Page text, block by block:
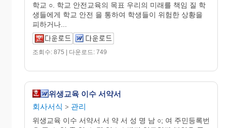
학교 ○. 학교 안전교육의 목표 우리의 미래를 책임 질 학
생들에게 학교 안전 을 통하여 학생들이 위험한 상황을
피하거나...
조회수: 875 | 다운로드: 749
위생교육 이수 서약서
회사서식 > 관리
위생교육 이수 서약서 서 약 서 성 명 남 ○; 여 주민등록번